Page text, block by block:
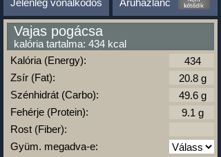
Jelenleg vonalkódos Áruházlánc
Vajas pogácsa
kalória tartalma: 434 kcal
Kalória (Energy):
Zsír (Fat):
Szénhidrát (Carbo):
Fehérje (Protein):
Rost (Fiber):
Gyüm. megadva-e: